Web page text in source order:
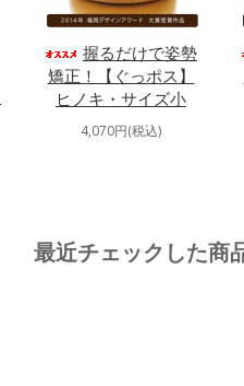
握るだけで姿勢
矯正！【ぐっポス】
ヒノキ・サイズ小
4,070円(税込)
最近チェックした商